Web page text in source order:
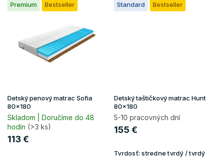
Premium Bestseller
Detský penový matrac Sofia
80x180
Skladom | Doručíme do 48
hodín (>3 ks)
113 €
Standard Bestseller
Detský taštičkový matrac Hunt
80x180
5-10 pracovných dní
155 €
Tvrdosť: stredne tvrdý / tvrdý